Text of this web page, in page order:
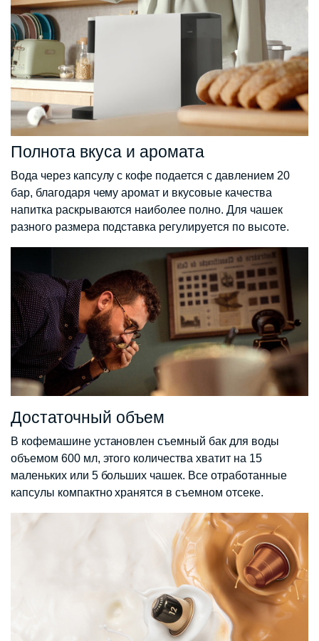
Полнота вкуса и аромата
Вода через капсулу с кофе подается с давлением 20
бар, благодаря чему аромат и вкусовые качества
напитка раскрываются наиболее полно. Для чашек
разного размера подставка регулируется по высоте.
Достаточный объем
В кофемашине установлен съемный бак для воды
объемом 600 мл, этого количества хватит на 15
маленьких или 5 больших чашек. Все отработанные
капсулы компактно хранятся в съемном отсеке.